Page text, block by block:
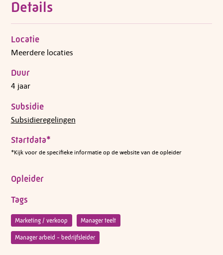
Details
Locatie
Meerdere locaties
Duur
4 jaar
Subsidie
Subsidieregelingen
Startdata*
*Kijk voor de specifieke informatie op de website van de opleider
Opleider
Tags
Marketing / verkoop Manager teelt
Manager arbeid - bedrijfsleider